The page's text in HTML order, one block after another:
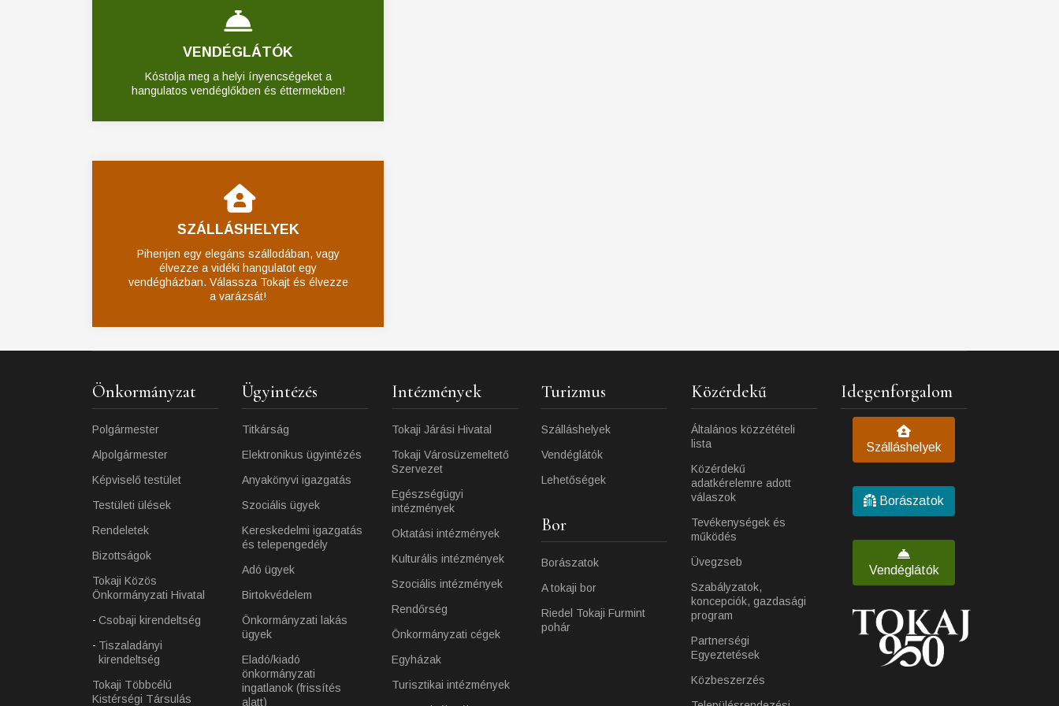
VENDÉGLÁTÓK
Kóstolja meg a helyi ínyencségeket a
hangulatos vendéglőkben és éttermekben!
SZÁLLÁSHELYEK
Pihenjen egy elegáns szállodában, vagy
élvezze a vidéki hangulatot egy
vendégházban. Válassza Tokajt és élvezze
a varázsát!
Önkormányzat
Polgármester
Alpolgármester
Képviselő testület
Testületi ülések
Rendeletek
Bizottságok
Tokaji Közös
Önkormányzati Hivatal
Csobaji kirendeltség
Tiszaladányi
kirendeltség
Tokaji Többcélú
Kistérségi Társulás
Ügyintézés
Titkárság
Elektronikus ügyintézés
Anyakönyvi igazgatás
Szociális ügyek
Kereskedelmi igazgatás
és telepengedély
Adó ügyek
Birtokvédelem
Önkormányzati lakás
ügyek
Eladó/kiadó
önkormányzati
ingatlanok (frissítés
alatt)
Intézmények
Tokaji Járási Hivatal
Tokaji Városüzemeltető
Szervezet
Egészségügyi
intézmények
Oktatási intézmények
Kulturális intézmények
Szociális intézmények
Rendőrség
Önkormányzati cégek
Egyházak
Turisztikai intézmények
Turizmus
Szálláshelyek
Vendéglátók
Lehetőségek
Bor
Borászatok
A tokaji bor
Riedel Tokaji Furmint
pohár
Közérdekű
Általános közzétételi
lista
Közérdekű
adatkérelemre adott
válaszok
Tevékenységek és
működés
Üvegzseb
Szabályzatok,
koncepciók, gazdasági
program
Partnerségi
Egyeztetések
Közbeszerzés
Idegenforgalom
Szálláshelyek
Borászatok
Vendéglátók